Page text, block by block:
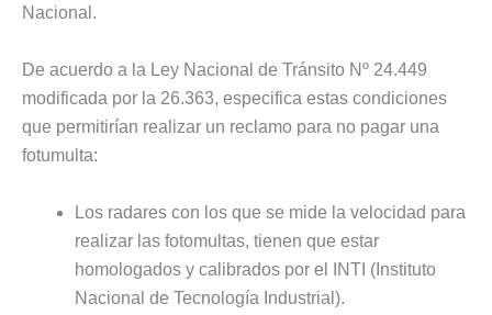
Nacional.
De acuerdo a la Ley Nacional de Tránsito Nº 24.449
modificada por la 26.363, especifica estas condiciones
que permitirían realizar un reclamo para no pagar una
fotumulta:
Los radares con los que se mide la velocidad para
realizar las fotomultas, tienen que estar
homologados y calibrados por el INTI (Instituto
Nacional de Tecnología Industrial).